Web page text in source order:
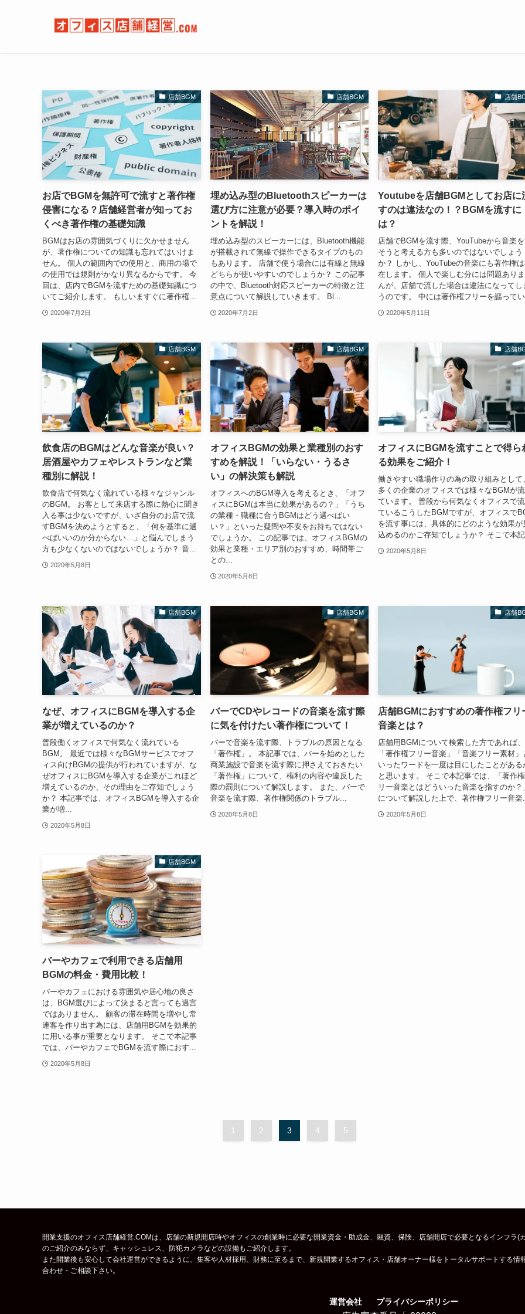
店舗BGM
お店でBGMを無許可で流すと著作権
侵害になる？店舗経営者が知ってお
くべき著作権の基礎知識
BGMはお店の雰囲気づくりに欠かせません
が、著作権についての知識も忘れてはいけま
せん。 個人の範囲内での使用と、商用の場で
の使用では規則がかなり異なるからです。 今
回は、店内でBGMを流すための基礎知識につ
いてご紹介します。 もしいますぐに著作権...
2020年7月2日
店舗BGM
埋め込み型のBluetoothスピーカーは
選び方に注意が必要？導入時のポイ
ントを解説！
埋め込み型のスピーカーには、Bluetooth機能
が搭載されて無線で操作できるタイプのもの
もあります。 店舗で使う場合には有線と無線
どちらが使いやすいのでしょうか？ この記事
の中で、Bluetooth対応スピーカーの特徴と注
意点について解説していきます。 Bl...
2020年7月2日
店舗
Youtubeを店舗BGMとしてお店に
すのは違法なの！？BGMを流すに
は？
店舗でBGMを流す際、YouTubeから音楽
そうと考える方も多いのではないでしょう
か？ しかし、YouTubeの音楽にも著作権
在します。 個人で楽しむ分には問題あり
んが、店舗で流した場合は違法になってし
うのです。 中には著作権フリーを謳って
2020年5月11日
店舗BGM
飲食店のBGMはどんな音楽が良い？
居酒屋やカフェやレストランなど業
種別に解説！
飲食店で何気なく流れている様々なジャンル
のBGM。 お客として来店する際に熱心に聞き
入る事は少ないですが、いざ自分のお店で流
すBGMを決めようとすると、「何を基準に選
べばいいのか分からない…」と悩んでしまう
方も少なくないのではないでしょうか？ 音...
2020年5月8日
店舗BGM
オフィスBGMの効果と業種別のおす
すめを解説！「いらない・うるさ
い」の解決策も解説
オフィスへのBGM導入を考えるとき、「オフ
ィスにBGMは本当に効果があるの？」「うち
の業種・職種に合うBGMはどう選べばい
い？」といった疑問や不安をお持ちではない
でしょうか。 この記事では、オフィスBGMの
効果と業種・エリア別のおすすめ、時間帯ご
との...
2020年5月8日
店舗
オフィスにBGMを流すことで得ら
る効果をご紹介！
働きやすい職場作りの為の取り組みとして
多くの企業のオフィスでは様々なBGMが
ています。 普段から何気なくオフィスで
ているこうしたBGMですが、オフィスで
を流す事には、具体的にどのような効果が
込めるのかご存知でしょうか？ そこで本
2020年5月8日
店舗BGM
なぜ、オフィスにBGMを導入する企
業が増えているのか？
普段働くオフィスで何気なく流れている
BGM。 最近では様々なBGMサービスでオフ
ィス向けBGMの提供が行われていますが、な
ぜオフィスにBGMを導入する企業がこれほど
増えているのか、その理由をご存知でしょう
か？ 本記事では、オフィスBGMを導入する企
業が増...
2020年5月8日
店舗BGM
バーでCDやレコードの音楽を流す際
に気を付けたい著作権について！
バーで音楽を流す際、トラブルの原因となる
「著作権」。 本記事では、バーを始めとした
商業施設で音楽を流す際に押さえておきたい
「著作権」について、権利の内容や違反した
際の罰則について解説します。 また、バーで
音楽を流す際、著作権関係のトラブル...
2020年5月8日
店舗
店舗BGMにおすすめの著作権フリ
音楽とは？
店舗用BGMについて検索した方であれば、
「著作権フリー音楽」「音楽フリー素材」
いったワードを一度は目にしたことがある
と思います。 そこで本記事では、「著作
リー音楽とはどういった音楽を指すのか？
について解説した上で、著作権フリー音楽
2020年5月8日
店舗BGM
バーやカフェで利用できる店舗用
BGMの料金・費用比較！
バーやカフェにおける雰囲気や居心地の良さ
は、BGM選びによって決まると言っても過言
ではありません。 顧客の滞在時間を増やし常
連客を作り出す為には、店舗用BGMを効果的
に用いる事が重要となります。 そこで本記事
では、バーやカフェでBGMを流す際におす...
2020年5月8日
1 2 3 4 5
開業支援のオフィス店舗経営.COMは、店舗の新規開店時やオフィスの創業時に必要な開業資金・助成金、融資、保険、店舗開店で必要となるインフラ
のご紹介のみならず、キャッシュレス、防犯カメラなどの設備もご紹介します。
また開業後も安心して会社運営ができるように、集客や人材採用、財務に至るまで、新規開業するオフィス・店舗オーナー様をトータルサポートする
合わせ・ご相談下さい。
運営会社 プライバシーポリシー